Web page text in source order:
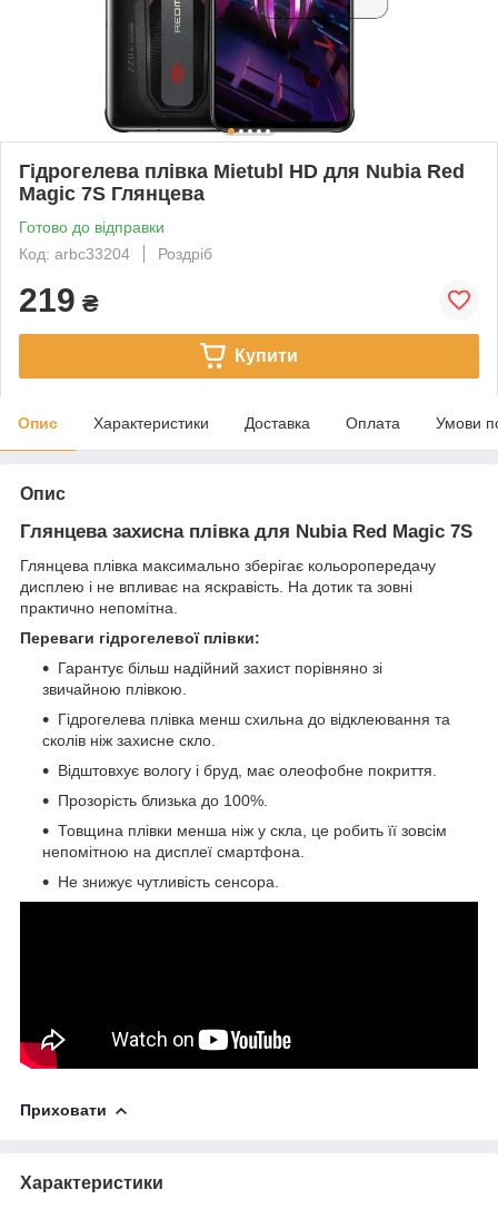
Гідрогелева плівка Mietubl HD для Nubia Red
Magic 7S Глянцева
Готово до відправки
Код: arbc33204
Роздріб
219 ₴
Купити
Опис Характеристики Доставка Оплата Умови
Опис
Глянцева захисна плівка для Nubia Red Magic 7S
Глянцева плівка максимально зберігає кольоропередачу
дисплею і не впливає на яскравість. На дотик та зовні
практично непомітна.
Переваги гідрогелевої плівки:
Гарантує більш надійний захист порівняно зі
звичайною плівкою.
Гідрогелева плівка менш схильна до відклеювання та
сколів ніж захисне скло.
Відштовхує вологу і бруд, має олеофобне покриття.
Прозорість близька до 100%.
Товщина плівки менша ніж у скла, це робить її зовсім
непомітною на дисплеї смартфона.
Не знижує чутливість сенсора.
Приховати
Характеристики